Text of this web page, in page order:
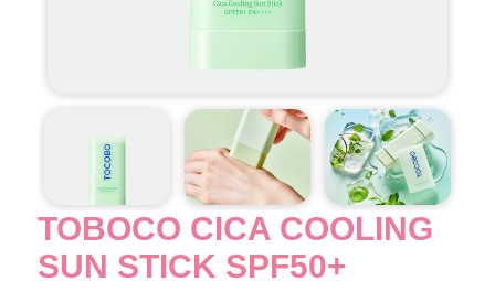
TOBOCO CICA COOLING
SUN STICK SPF50+